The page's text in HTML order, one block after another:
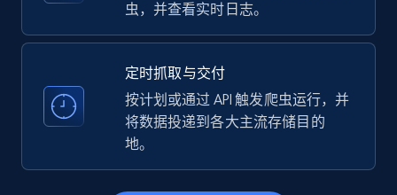
ID, Name, Country code, Locations, Followers,
Employees in linkedin, About, Specialties, and
33.5K+ 3.5K+ 注册使用
Instagram - Profiles
虫，并查看实时日志。
定时抓取与交付
按计划或通过 API 触发爬虫运行，并
将数据投递到各大主流存储目的
地。